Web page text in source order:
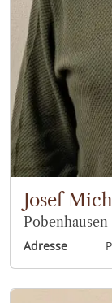
Josef
Pobenhausen
Adresse